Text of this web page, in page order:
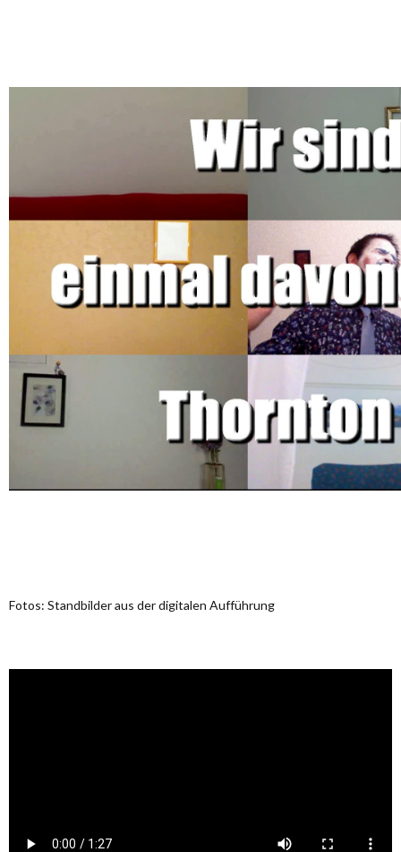
Fotos: Standbilder aus der digitalen Aufführung